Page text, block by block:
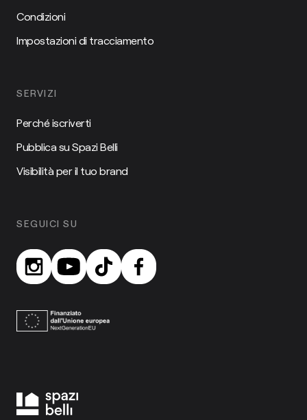
Condizioni
Impostazioni di tracciamento
SERVIZI
Perché iscriverti
Pubblica su Spazi Belli
Visibilità per il tuo brand
SEGUICI SU